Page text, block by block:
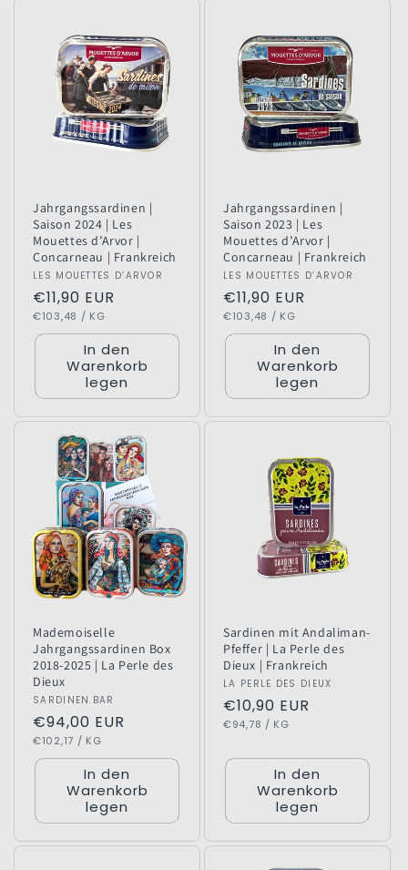
Jahrgangssardinen |
Saison 2024 | Les
Mouettes d’Arvor |
Concarneau | Frankreich
Anbieter:
LES MOUETTES D’ARVOR
Normaler
Preis
€11,90 EUR
GRUNDPREIS
€103,48 / PRO
KG
In den
Warenkorb
legen
Jahrgangssardinen |
Saison 2023 | Les
Mouettes d’Arvor |
Concarneau | Frankreich
Anbieter:
LES MOUETTES D’ARVOR
Normaler
Preis
€11,90 EUR
GRUNDPREIS
€103,48 / PRO
KG
In den
Warenkorb
legen
Mademoiselle
Jahrgangssardinen Box
2018-2025 | La Perle des
Dieux
Anbieter:
SARDINEN.BAR
Normaler
Preis
€94,00 EUR
GRUNDPREIS
€102,17 / PRO
KG
In den
Warenkorb
legen
Sardinen mit Andaliman-
Pfeffer | La Perle des
Dieux | Frankreich
Anbieter:
LA PERLE DES DIEUX
Normaler
Preis
€10,90 EUR
GRUNDPREIS
€94,78 / PRO
KG
In den
Warenkorb
legen